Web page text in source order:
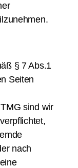
§ 7 Abs.1
Seiten
sind wir
nach